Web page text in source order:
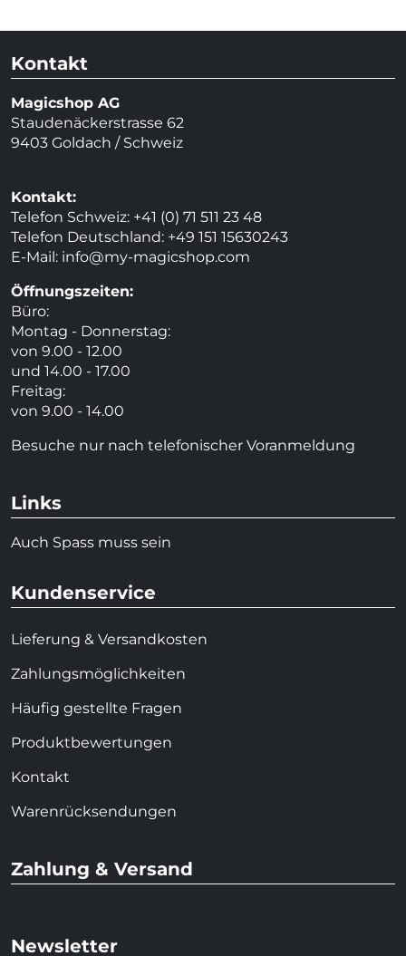
Kontakt
Magicshop AG
Staudenäckerstrasse 62
9403 Goldach / Schweiz
Kontakt:
Telefon Schweiz: +41 (0) 71 511 23 48
Telefon Deutschland: +49 151 15630243
E-Mail: info@my-magicshop.com
Öffnungszeiten:
Büro:
Montag - Donnerstag:
von 9.00 - 12.00
und 14.00 - 17.00
Freitag:
von 9.00 - 14.00
Besuche nur nach telefonischer Voranmeldung
Links
Auch Spass muss sein
Kundenservice
Lieferung & Versandkosten
Zahlungsmöglichkeiten
Häufig gestellte Fragen
Produktbewertungen
Kontakt
Warenrücksendungen
Zahlung & Versand
Newsletter